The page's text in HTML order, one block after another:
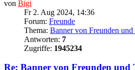
von Bigi
Fr 2. Aug 2024, 14:36
Forum: Freunde
Thema: Banner von Freunden und
Antworten: 7
Zugriffe: 1945234
Re: Banner von Freunden und